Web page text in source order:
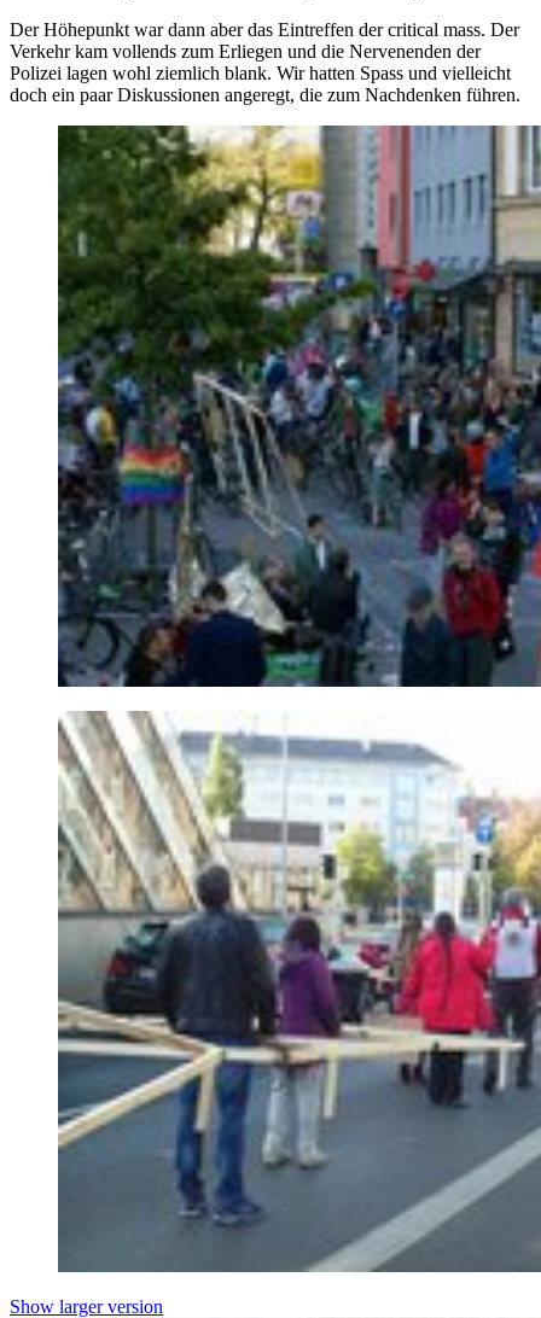
Der Höhepunkt war dann aber das Eintreffen der critical mass. Der
Verkehr kam vollends zum Erliegen und die Nervenenden der
Polizei lagen wohl ziemlich blank. Wir hatten Spass und vielleicht
doch ein paar Diskussionen angeregt, die zum Nachdenken führen.
Show larger version